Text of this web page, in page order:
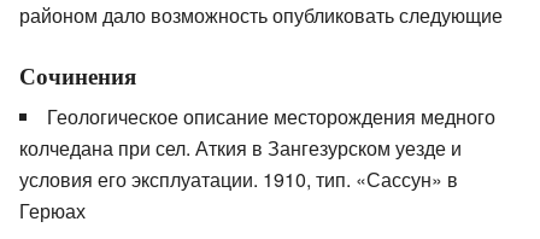
районом дало возможность опубликовать следующие
Сочинения
Геологическое описание месторождения медного
колчедана при сел. Аткия в Зангезурском уезде и
условия его эксплуатации. 1910, тип. «Сассун» в
Герюах